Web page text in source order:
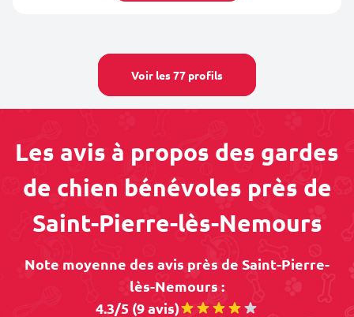
Voir les 77 profils
Les avis à propos des gardes
de chien bénévoles près de
Saint-Pierre-lès-Nemours
Note moyenne des avis près de Saint-Pierre-
lès-Nemours :
4.3/5 (9 avis)